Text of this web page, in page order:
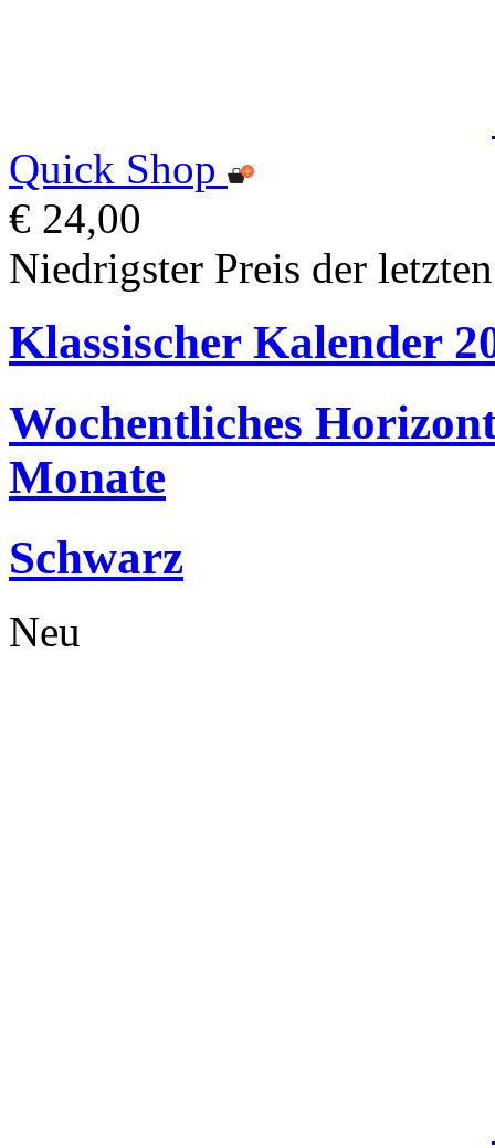
Quick Shop
€ 24,00
Niedrigster Preis der
Klassischer Kalender
Wochentliches
Monate
Schwarz
Neu